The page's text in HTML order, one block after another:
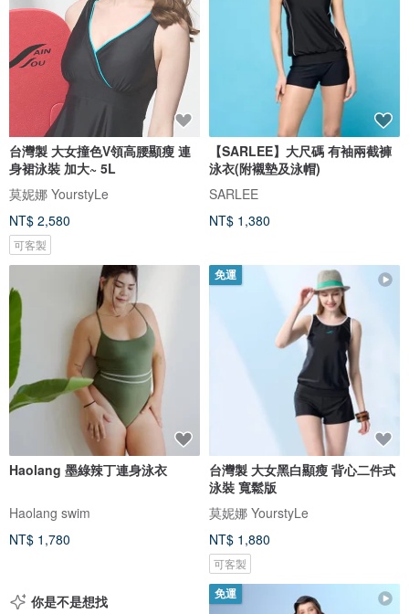
台灣製 大女撞色V領高腰顯瘦 連
身裙泳裝 加大~ 5L
莫妮娜 YourstyLe
NT$ 2,580
可客製
【SARLEE】大尺碼 有袖兩截褲
泳衣(附襯墊及泳帽)
SARLEE
NT$ 1,380
Haolang 墨綠辣丁連身泳衣
Haolang swim
NT$ 1,780
免運
台灣製 大女黑白顯瘦 背心二件式
泳裝 寬鬆版
莫妮娜 YourstyLe
NT$ 1,880
可客製
你是不是想找 免運